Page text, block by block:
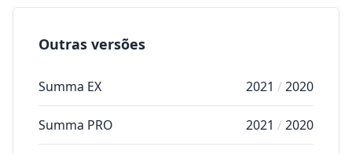
Outras versões
Summa EX 2021 /2020
Summa PRO 2021 /2020